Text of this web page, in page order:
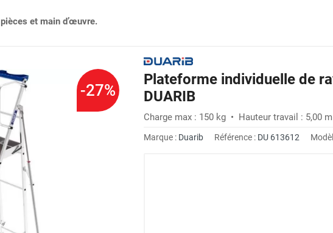
pièces et main d’œuvre.
-27%
Plateforme individuelle de
DUARIB
Charge max : 150 kg • Hauteur travail : 5,00
Marque : Duarib Référence : DU 613612